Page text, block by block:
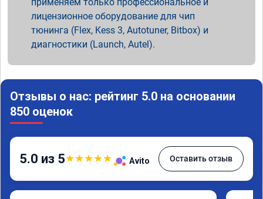
лицензионное оборудование для чип
тюнинга (Flex, Kess 3, Autotuner, Bitbox) и
диагностики (Launch, Autel).
Отзывы о нас: рейтинг 5.0 на основании
850 оценок
5.0 из 5★★★★★ Avito Оставить отзыв